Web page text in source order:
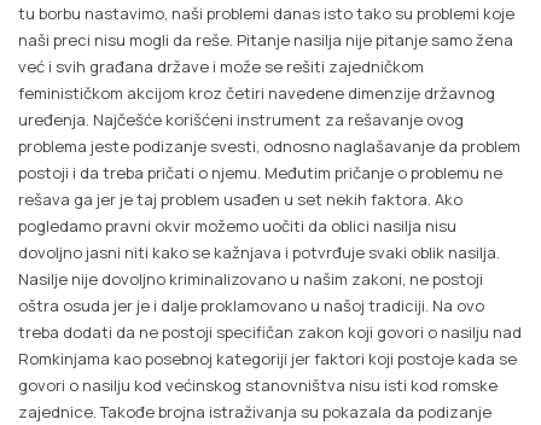
tu borbu nastavimo, naši problemi danas isto tako su problemi koje
naši preci nisu mogli da reše. Pitanje nasilja nije pitanje samo žena
već i svih građana države i može se rešiti zajedničkom
feminističkom akcijom kroz četiri navedene dimenzije državnog
uređenja. Najčešće korišćeni instrument za rešavanje ovog
problema jeste podizanje svesti, odnosno naglašavanje da problem
postoji i da treba pričati o njemu. Međutim pričanje o problemu ne
rešava ga jer je taj problem usađen u set nekih faktora. Ako
pogledamo pravni okvir možemo uočiti da oblici nasilja nisu
dovoljno jasni niti kako se kažnjava i potvrđuje svaki oblik nasilja.
Nasilje nije dovoljno kriminalizovano u našim zakoni, ne postoji
oštra osuda jer je i dalje proklamovano u našoj tradiciji. Na ovo
treba dodati da ne postoji specifičan zakon koji govori o nasilju nad
Romkinjama kao posebnoj kategoriji jer faktori koji postoje kada se
govori o nasilju kod većinskog stanovništva nisu isti kod romske
zajednice. Takođe brojna istraživanja su pokazala da podizanje